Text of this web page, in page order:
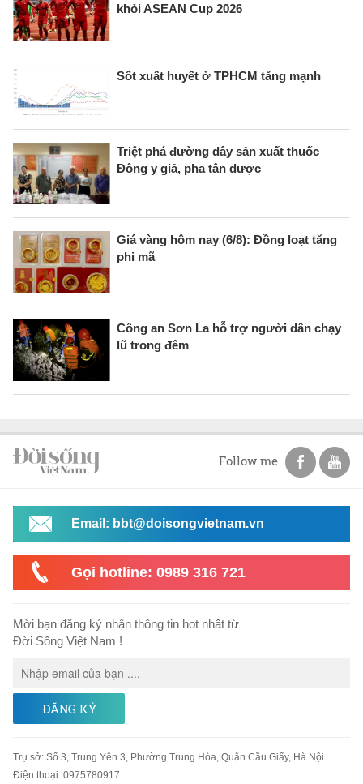
khỏi ASEAN Cup 2026
Sốt xuất huyết ở TPHCM tăng mạnh
Triệt phá đường dây sản xuất thuốc
Đông y giả, pha tân dược
Giá vàng hôm nay (6/8): Đồng loạt tăng
phi mã
Công an Sơn La hỗ trợ người dân chạy
lũ trong đêm
Follow me
Email: bbt@doisongvietnam.vn
Gọi hotline: 0989 316 721
Mời bạn đăng ký nhận thông tin hot nhất từ
Đời Sống Việt Nam !
ĐĂNG KÝ
Trụ sở: Số 3, Trung Yên 3, Phường Trung Hòa, Quận Cầu Giấy, Hà Nội
Điện thoại: 0975780917